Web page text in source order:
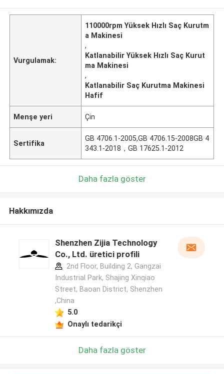
Vurgulamak:
110000rpm Yüksek Hızlı Saç Kurutm
a Makinesi
,
Katlanabilir Yüksek Hızlı Saç Kurut
ma Makinesi
,
Katlanabilir Saç Kurutma Makinesi
Hafif
Menşe yeri Çin
Sertifika
GB 4706.1-2005,GB 4706.15-2008GB 4
343.1-2018，GB 17625.1-2012
Daha fazla göster
Hakkımızda
Shenzhen Zijia Technology
Co., Ltd. üretici profili
2nd Floor, Building 2, Gangzai
Industrial Park, Shajing Xinqiao
Street, Baoan District, Shenzhen
,China
5.0
Onaylı tedarikçi
Daha fazla göster